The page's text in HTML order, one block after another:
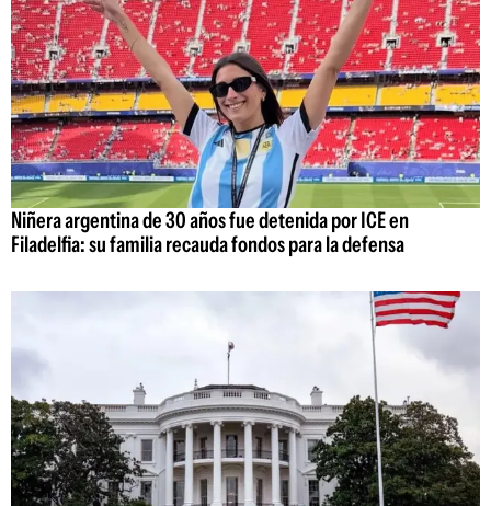
Niñera argentina de 30 años fue detenida por ICE en
Filadelfia: su familia recauda fondos para la defensa